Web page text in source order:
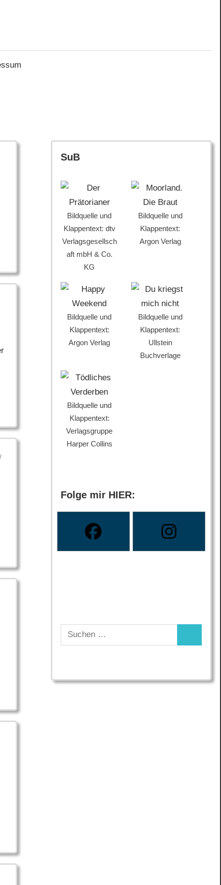
/
SuB
Bildquelle und
Klappentext: dtv
Verlagsgesellsch
aft mbH & Co.
KG
Bildquelle und
Klappentext:
Argon Verlag
Bildquelle und
Klappentext:
Argon Verlag
Bildquelle und
Klappentext:
Ullstein
Buchverlage
Bildquelle und
Klappentext:
Verlagsgruppe
Harper Collins
Folge mir HIER:
Suchen
nach: